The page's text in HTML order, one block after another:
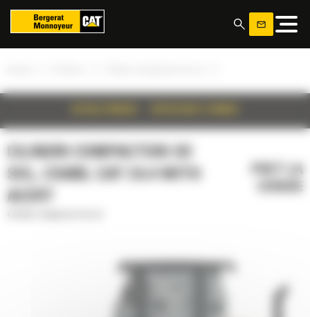
CILINDRI COMPACTORI DE
SOL, CS68B, CAT C4.4 WITH
ACERT
Panoul de gestionare a panourilor cookie